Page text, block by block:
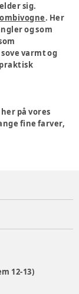
sig.
. Her
og som
varmt og
på vores
fine farver,
12-13)